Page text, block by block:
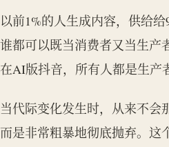
以前1%的人生成内容，供给
谁都可以既当消费者又当生产
在AI版抖音，所有人都是生产
当代际变化发生时，从来不会
而是非常粗暴地彻底抛弃。这